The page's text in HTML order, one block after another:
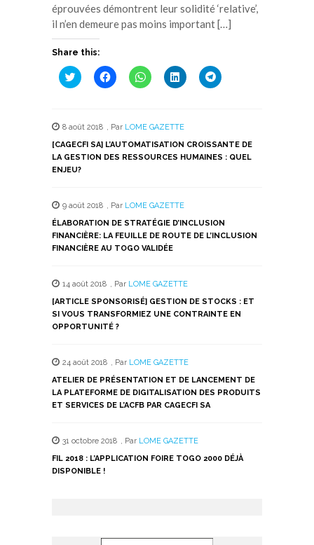
éprouvées démontrent leur solidité ‘relative’,
il n’en demeure pas moins important […]
Share this:
Cliquez
pour
une
nouvelle
fenêtre)
Cliquez
pour
une
nouvelle
fenêtre)
Cliquez
pour
une
nouvelle
fenêtre)
Cliquez
pour
une
nouvelle
fenêtre)
Cliquez
pour
nouvelle
fenêtre)
8 août 2018 , Par LOME GAZETTE
[CAGECFI SA] L’AUTOMATISATION CROISSANTE DE
LA GESTION DES RESSOURCES HUMAINES : QUEL
ENJEU?
9 août 2018 , Par LOME GAZETTE
ÉLABORATION DE STRATÉGIE D’INCLUSION
FINANCIÈRE: LA FEUILLE DE ROUTE DE L’INCLUSION
FINANCIÈRE AU TOGO VALIDÉE
14 août 2018 , Par LOME GAZETTE
[ARTICLE SPONSORISÉ] GESTION DE STOCKS : ET
SI VOUS TRANSFORMIEZ UNE CONTRAINTE EN
OPPORTUNITÉ ?
24 août 2018 , Par LOME GAZETTE
ATELIER DE PRÉSENTATION ET DE LANCEMENT DE
LA PLATEFORME DE DIGITALISATION DES PRODUITS
ET SERVICES DE L’ACFB PAR CAGECFI SA
31 octobre 2018 , Par LOME GAZETTE
FIL 2018 : L’APPLICATION FOIRE TOGO 2000 DÉJÀ
DISPONIBLE !